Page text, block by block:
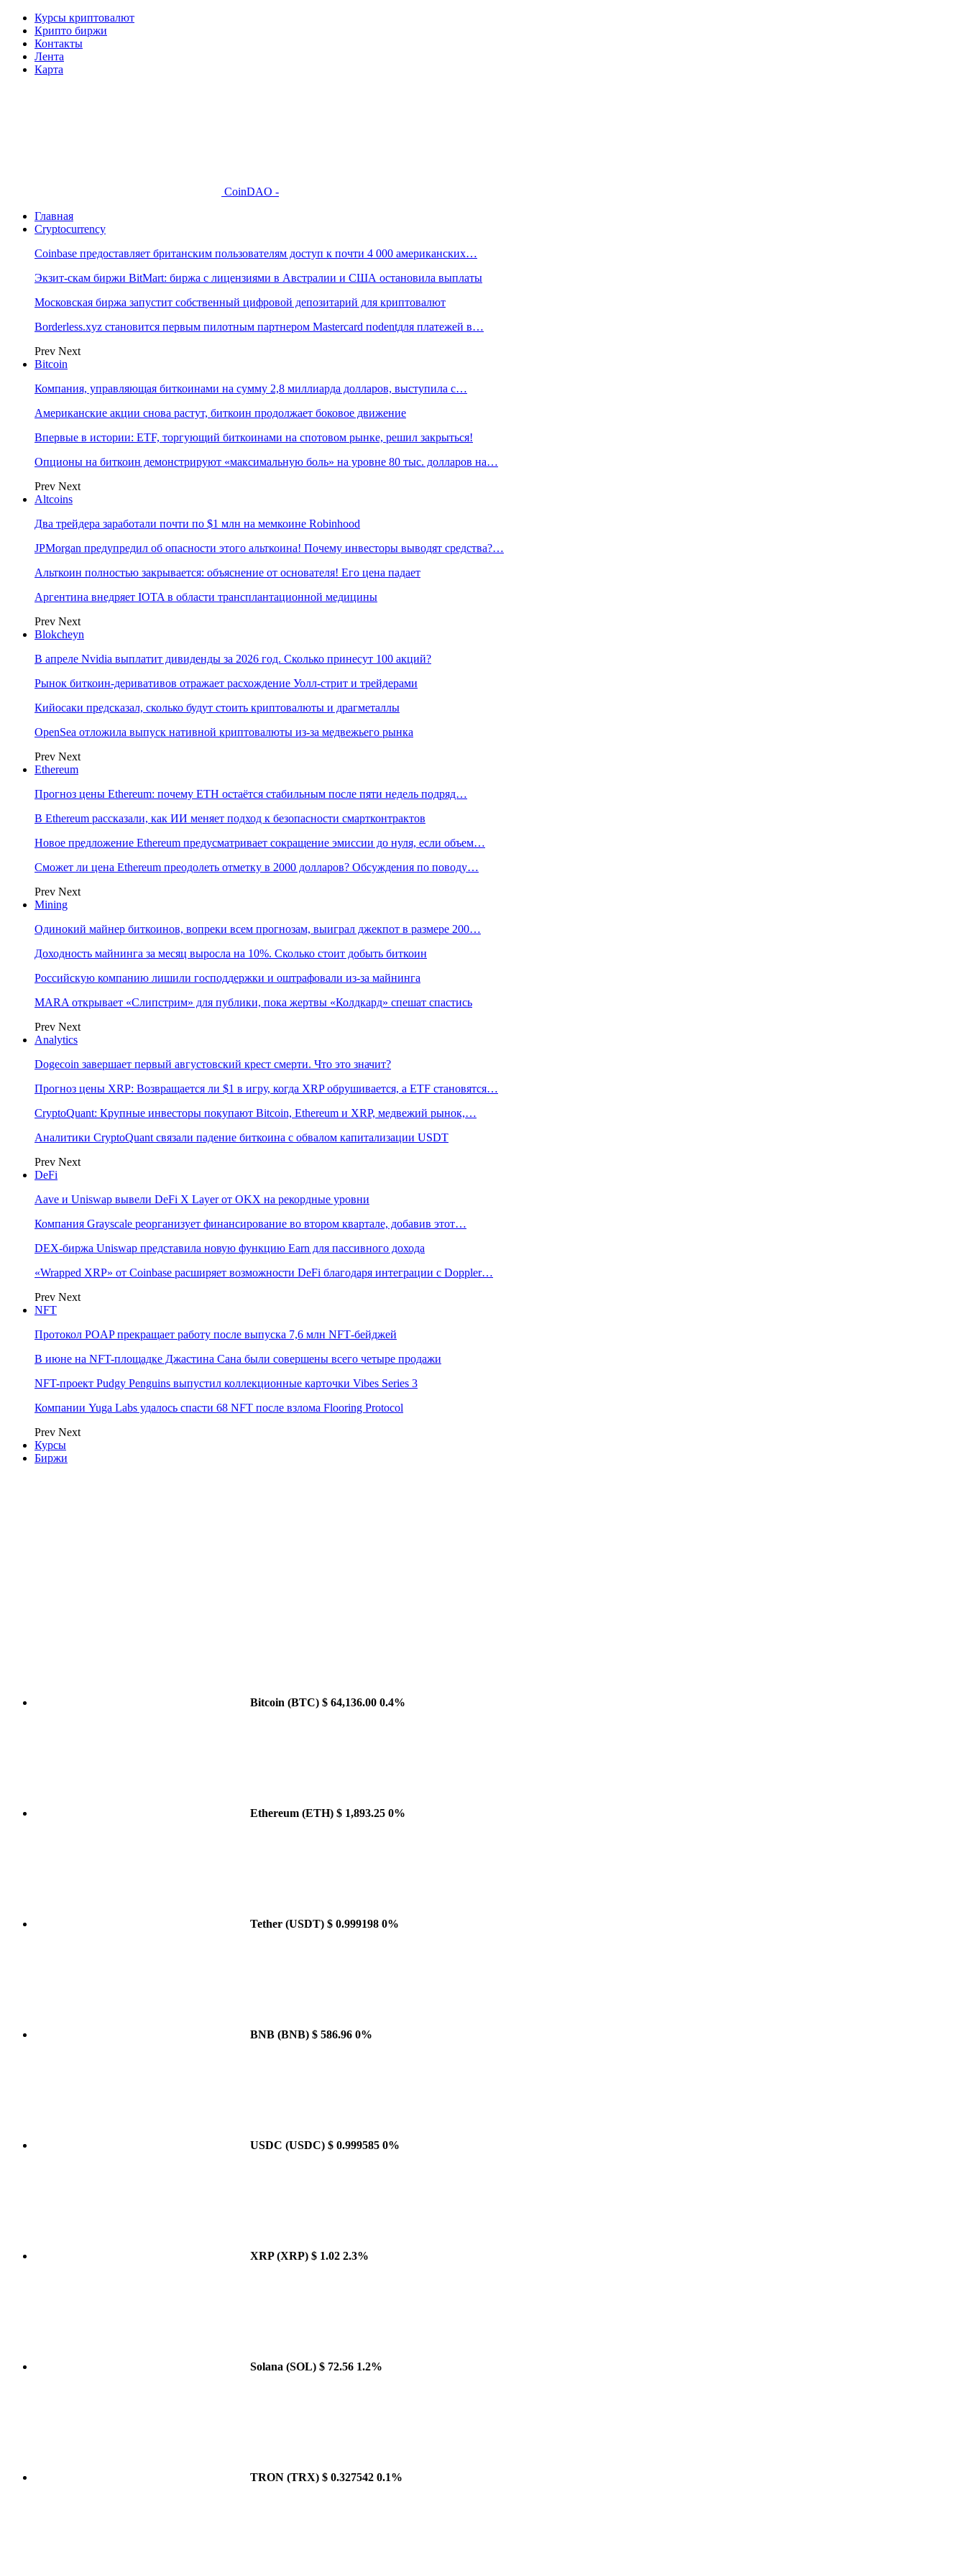
Курсы криптовалют
Крипто биржи
Контакты
Лента
Карта
CoinDAO -
Главная
Cryptocurrency
Coinbase предоставляет британским пользователям доступ к почти 4 000 американских…
Экзит-скам биржи BitMart: биржа с лицензиями в Австралии и США остановила выплаты
Московская биржа запустит собственный цифровой депозитарий для криптовалют
Borderless.xyz становится первым пилотным партнером Mastercard поdentдля платежей в…
Prev Next
Bitcoin
Компания, управляющая биткоинами на сумму 2,8 миллиарда долларов, выступила с…
Американские акции снова растут, биткоин продолжает боковое движение
Впервые в истории: ETF, торгующий биткоинами на спотовом рынке, решил закрыться!
Опционы на биткоин демонстрируют «максимальную боль» на уровне 80 тыс. долларов на…
Prev Next
Altcoins
Два трейдера заработали почти по $1 млн на мемкоине Robinhood
JPMorgan предупредил об опасности этого альткоина! Почему инвесторы выводят средства?…
Альткоин полностью закрывается: объяснение от основателя! Его цена падает
Аргентина внедряет IOTA в области трансплантационной медицины
Prev Next
Blokcheyn
В апреле Nvidia выплатит дивиденды за 2026 год. Сколько принесут 100 акций?
Рынок биткоин-деривативов отражает расхождение Уолл-стрит и трейдерами
Кийосаки предсказал, сколько будут стоить криптовалюты и драгметаллы
OpenSea отложила выпуск нативной криптовалюты из-за медвежьего рынка
Prev Next
Ethereum
Прогноз цены Ethereum: почему ETH остаётся стабильным после пяти недель подряд…
В Ethereum рассказали, как ИИ меняет подход к безопасности смартконтрактов
Новое предложение Ethereum предусматривает сокращение эмиссии до нуля, если объем…
Сможет ли цена Ethereum преодолеть отметку в 2000 долларов? Обсуждения по поводу…
Prev Next
Mining
Одинокий майнер биткоинов, вопреки всем прогнозам, выиграл джекпот в размере 200…
Доходность майнинга за месяц выросла на 10%. Сколько стоит добыть биткоин
Российскую компанию лишили господдержки и оштрафовали из-за майнинга
MARA открывает «Слипстрим» для публики, пока жертвы «Колдкард» спешат спастись
Prev Next
Analytics
Dogecoin завершает первый августовский крест смерти. Что это значит?
Прогноз цены XRP: Возвращается ли $1 в игру, когда XRP обрушивается, а ETF становятся…
CryptoQuant: Крупные инвесторы покупают Bitcoin, Ethereum и XRP, медвежий рынок,…
Аналитики CryptoQuant связали падение биткоина с обвалом капитализации USDT
Prev Next
DeFi
Aave и Uniswap вывели DeFi X Layer от OKX на рекордные уровни
Компания Grayscale реорганизует финансирование во втором квартале, добавив этот…
DEX-биржа Uniswap представила новую функцию Earn для пассивного дохода
«Wrapped XRP» от Coinbase расширяет возможности DeFi благодаря интеграции с Doppler…
Prev Next
NFT
Протокол POAP прекращает работу после выпуска 7,6 млн NFT‑бейджей
В июне на NFT-площадке Джастина Сана были совершены всего четыре продажи
NFT-проект Pudgy Penguins выпустил коллекционные карточки Vibes Series 3
Компании Yuga Labs удалось спасти 68 NFT после взлома Flooring Protocol
Prev Next
Курсы
Биржи
Bitcoin (BTC) $ 64,136.00 0.4%
Ethereum (ETH) $ 1,893.25 0%
Tether (USDT) $ 0.999198 0%
BNB (BNB) $ 586.96 0%
USDC (USDC) $ 0.999585 0%
XRP(XRP) $ 1.02 2.3%
Solana (SOL) $ 72.56 1.2%
TRON (TRX) $ 0.327542 0.1%